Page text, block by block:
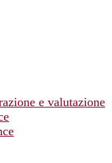
e valutazione